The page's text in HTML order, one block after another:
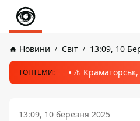
Новини Світ 13:09, 10
ТОПТЕМИ: ⚠️ Краматорськ,
13:09, 10 березня 2025